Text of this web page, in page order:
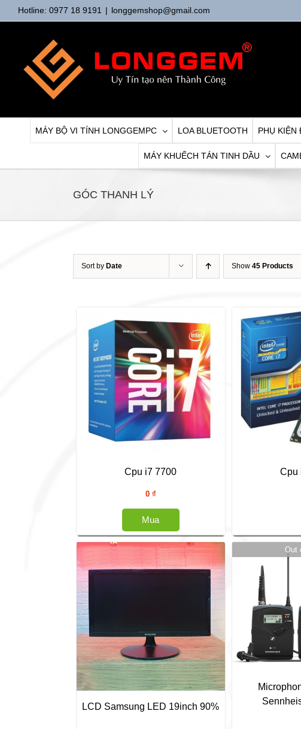
Hotline: 0977 18 9191 | longgemshop@gmail.com
MÁY BỘ VI TÍNH LONGGEMPC LOA BLUETOOTH PHỤ KIỆN
MÁY KHUẾCH TÁN TINH DẦU
GÓC THANH LÝ
Sort by Date Show 45 Products
Cpu i7 7700
0 ₫
Mua
Cpu
LCD Samsung LED 19inch 90%
Out